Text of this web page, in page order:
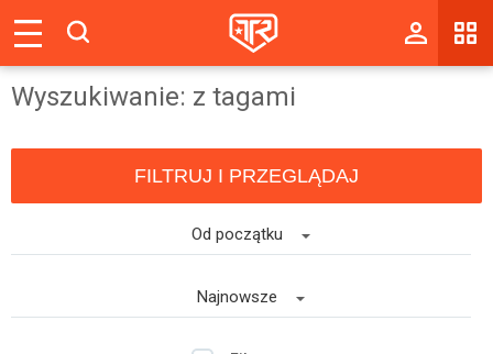
Tablica
Wyniki
Blogi
Galerie
Wyszukiwanie: z tagami
FILTRUJ I PRZEGLĄDAJ
Od początku
Najnowsze